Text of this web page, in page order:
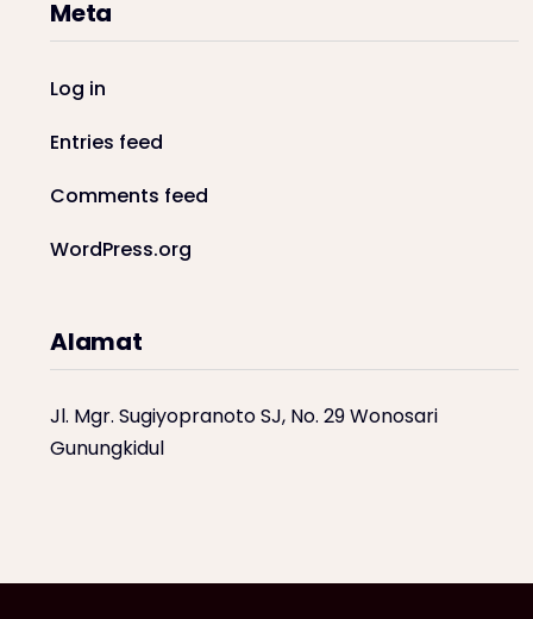
Meta
Log in
Entries feed
Comments feed
WordPress.org
Alamat
Jl. Mgr. Sugiyopranoto SJ, No. 29 Wonosari
Gunungkidul